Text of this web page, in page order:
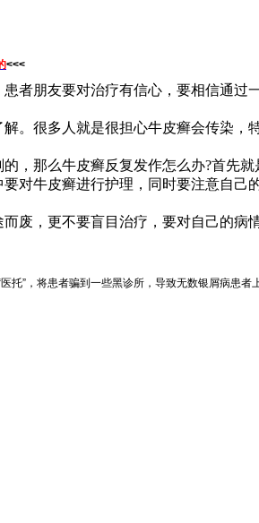
<<<
者朋友要对治疗有信心，要相信通过
。很多人就是很担心牛皮癣会传染，
，那么牛皮癣反复发作怎么办?首先
对牛皮癣进行护理，同时要注意自己
废，更不要盲目治疗，要对自己的病
”，将患者骗到一些黑诊所，导致无数银屑病患